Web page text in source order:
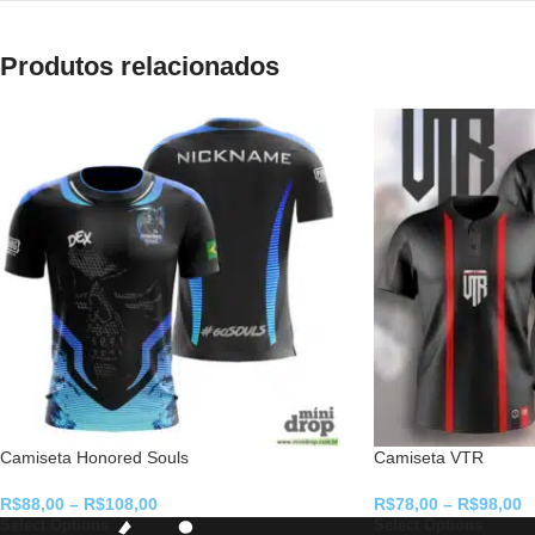
Produtos relacionados
Camiseta Honored Souls
R$88,00 – R$108,00
Camiseta VTR
R$78,00 – R$98,00